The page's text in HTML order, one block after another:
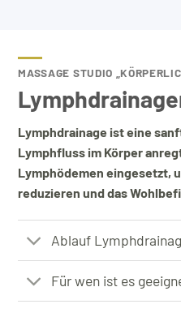
MASSAGE STUDIO
Lymphdrainage ist eine
Lymphfluss im Körper
Lymphödemen eingesetzt,
reduzieren und das
Ablauf
Für wen ist es